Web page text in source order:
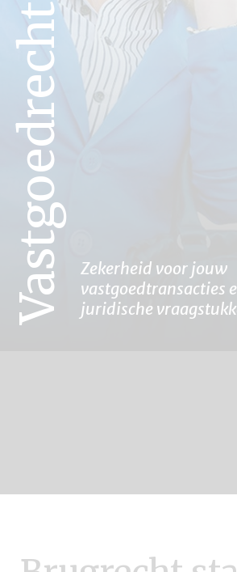
Vastgoedrecht
Zekerheid voor jouw
vastgoedtransacties
juridische